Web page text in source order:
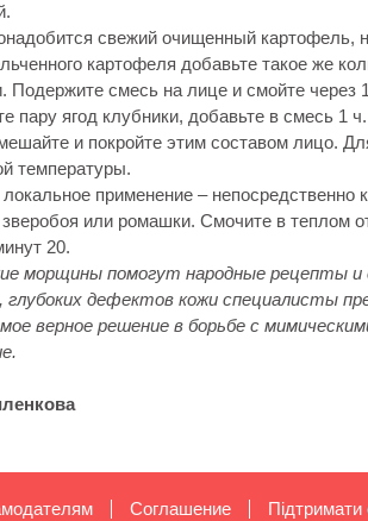
свежий очищенный картофель,
картофеля добавьте такое же
Подержите смесь на лице и смойте через
пару ягод клубники, добавьте в смесь 1
и покройте этим составом лицо.
температуры.
применение – непосредственно к
или ромашки. Смочите в теплом
20.
морщины помогут народные рецепты и
глубоких дефектов кожи специалисты
верное решение в борьбе с
Cоглашение Підтримати